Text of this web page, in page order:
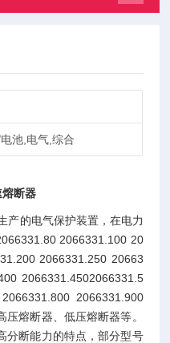
池,电气,综合
断器
产的电气保护装置，在电力
2066331.100 20
2066331.250 20663
2066331.4502066331.5
2066331.900
熔断器、低压熔断器等。
分断能力的特点，部分型号